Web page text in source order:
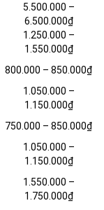
5.500.000 –
6.500.000₫
1.250.000 –
1.550.000₫
800.000 – 850.000₫
1.050.000 –
1.150.000₫
750.000 – 850.000₫
1.050.000 –
1.150.000₫
1.550.000 –
1.750.000₫